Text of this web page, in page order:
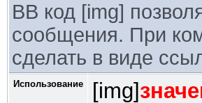
BB код [img]
сообщения. При
сделать в виде
Использование [img]